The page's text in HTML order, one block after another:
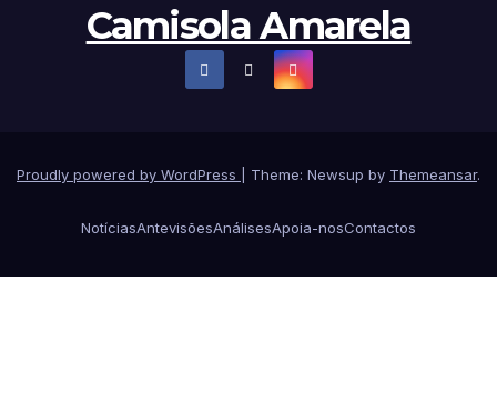
Camisola Amarela
Proudly powered by WordPress Theme: Newsup by Themeansar.
NotíciasAntevisõesAnálisesApoia-nosContactos